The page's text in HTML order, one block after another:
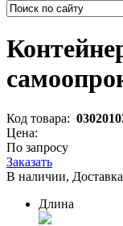
Код товара:
Цена:
По запросу
Заказать
В наличии,
Длина